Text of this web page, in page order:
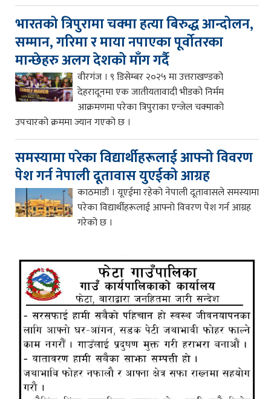
भारतको त्रिपुरामा चक्मा हत्या बिरुद्ध आन्दोलन,
सम्मान, गरिमा र माया नपाएका पूर्वोतरका
मान्छेहरु अलग देशको माँग गर्दै
वीरगंज । ९ डिसेम्बर २०२५ मा उत्तराखण्डको
देहरादूनमा एक जातीयतावादी भीडको निर्मम
आक्रमणमा परेका त्रिपुराका एन्जेल चक्माको
उपचारको क्रममा ज्यान गएको छ ।
समस्यामा परेका विद्यार्थीहरूलाई आफ्नो विवरण
पेश गर्न नेपाली दूतावास युएईको आग्रह
काठमाडौं । यूएईमा रहेको नेपाली दूतावासले समस्यामा
परेका विद्यार्थीहरूलाई आफ्नो विवरण पेश गर्न आग्रह
गरेको छ ।